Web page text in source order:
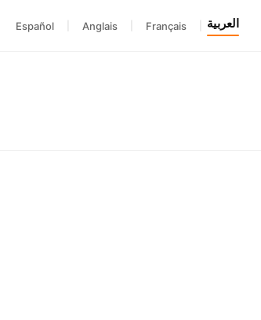
العربية Français
Anglais
Español